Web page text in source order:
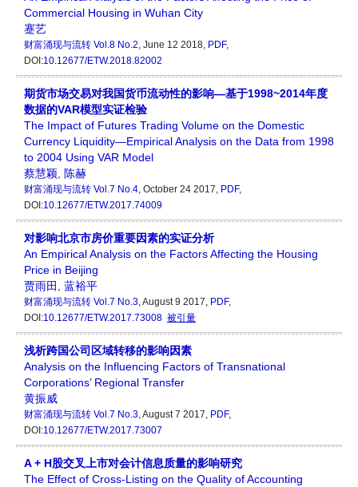
Commercial Housing in Wuhan City
蹇艺
财富涌现与流转 Vol.8 No.2, June 12 2018, PDF,
DOI:10.12677/ETW.2018.82002
期货市场交易对我国货币流动性的影响—基于1998~2014年度
数据的VAR模型实证检验
The Impact of Futures Trading Volume on the Domestic
Currency Liquidity—Empirical Analysis on the Data from 1998
to 2004 Using VAR Model
蔡慧颖
陈赫
财富涌现与流转 Vol.7 No.4, October 24 2017, PDF,
DOI:10.12677/ETW.2017.74009
对影响北京市房价重要因素的实证分析
An Empirical Analysis on the Factors Affecting the Housing
Price in Beijing
贾雨田
蓝裕平
财富涌现与流转 Vol.7 No.3, August 9 2017, PDF,
DOI:10.12677/ETW.2017.73008 被引量
浅析跨国公司区域转移的影响因素
Analysis on the Influencing Factors of Transnational
Corporations’ Regional Transfer
黄振威
财富涌现与流转 Vol.7 No.3, August 7 2017, PDF,
DOI:10.12677/ETW.2017.73007
A + H股交叉上市对会计信息质量的影响研究
The Effect of Cross-Listing on the Quality of Accounting